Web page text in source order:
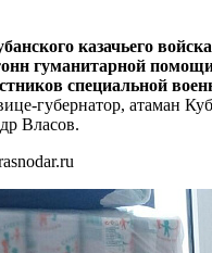
казачьего
гуманитарной
специальной
губернатор, атаман
Власов.